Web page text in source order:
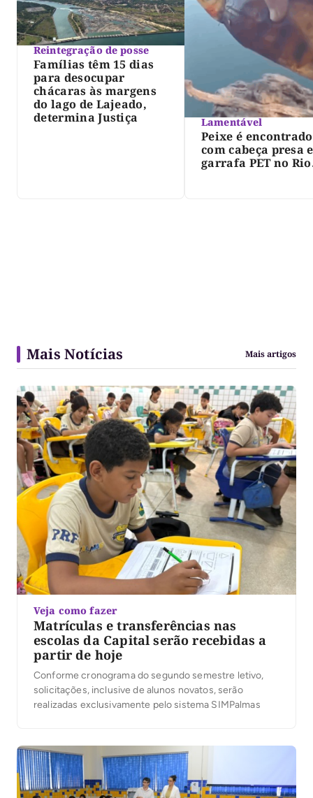
Reintegração de posse
Famílias têm 15 dias
para desocupar
chácaras às margens
do lago de Lajeado,
determina Justiça
Lamentável
Peixe é encontrado
com cabeça presa
garrafa PET no Rio
Mais Notícias Mais artigos
Veja como fazer
Matrículas e transferências nas
escolas da Capital serão recebidas a
partir de hoje
Conforme cronograma do segundo semestre letivo,
solicitações, inclusive de alunos novatos, serão
realizadas exclusivamente pelo sistema SIMPalmas